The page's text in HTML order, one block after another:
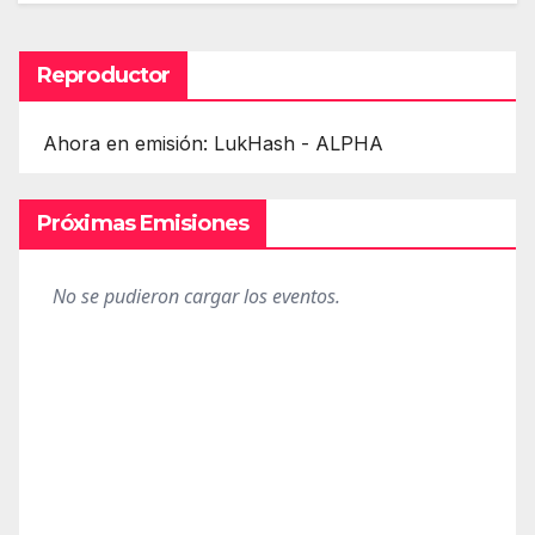
Reproductor
Ahora en emisión: LukHash - ALPHA
Próximas Emisiones